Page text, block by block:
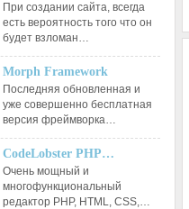
При создании сайта, всегда
есть вероятность того что он
будет взломан…
Morph Framework
Последняя обновленная и
уже совершенно бесплатная
версия фреймворка…
CodeLobster PHP…
Очень мощный и
многофункциональный
редактор РНР, HTML, CSS,…